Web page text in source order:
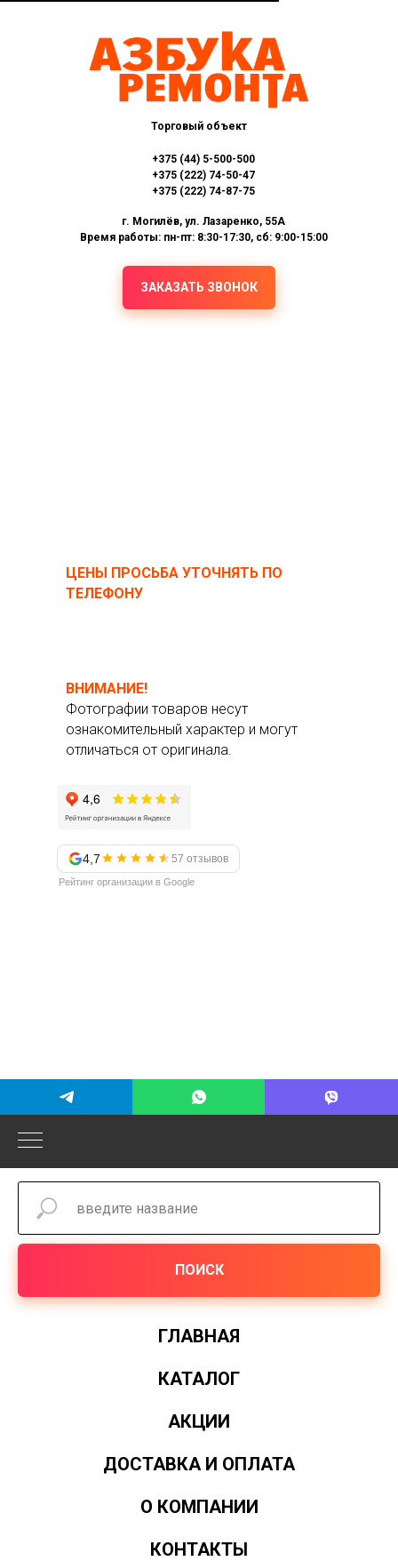
Торговый объект
+375 (44) 5-500-500
+375 (222) 74-50-47
+375 (222) 74-87-75
г. Могилёв, ул. Лазаренко, 55А
Время работы: пн-пт: 8:30-17:30, сб: 9:00-15:00
ЗАКАЗАТЬ ЗВОНОК
ЦЕНЫ ПРОСЬБА УТОЧНЯТЬ ПО
ТЕЛЕФОНУ
ВНИМАНИЕ!
Фотографии товаров несут
ознакомительный характер и могут
отличаться от оригинала.
4,7 57 отзывов
Рейтинг организации в Google
ПОИСК
ГЛАВНАЯ
КАТАЛОГ
АКЦИИ
ДОСТАВКА И ОПЛАТА
О КОМПАНИИ
КОНТАКТЫ